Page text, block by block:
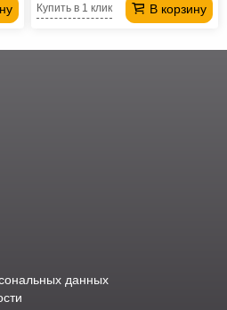
В корзину
Купить в 1 клик
данных